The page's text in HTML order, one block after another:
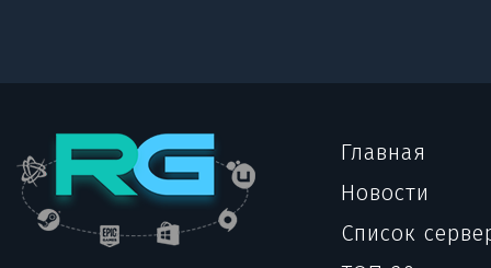
Главная
Новости
Список